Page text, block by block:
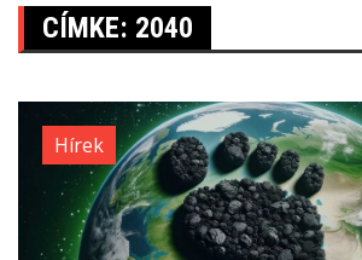
CÍMKE: 2040
Hírek